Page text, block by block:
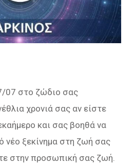
07 στο ζώδιο σας
χρονιά σας αν είστε
και σας βοηθά να
νέο ξεκίνημα στη ζωή σας
στην προσωπική σας ζωή.